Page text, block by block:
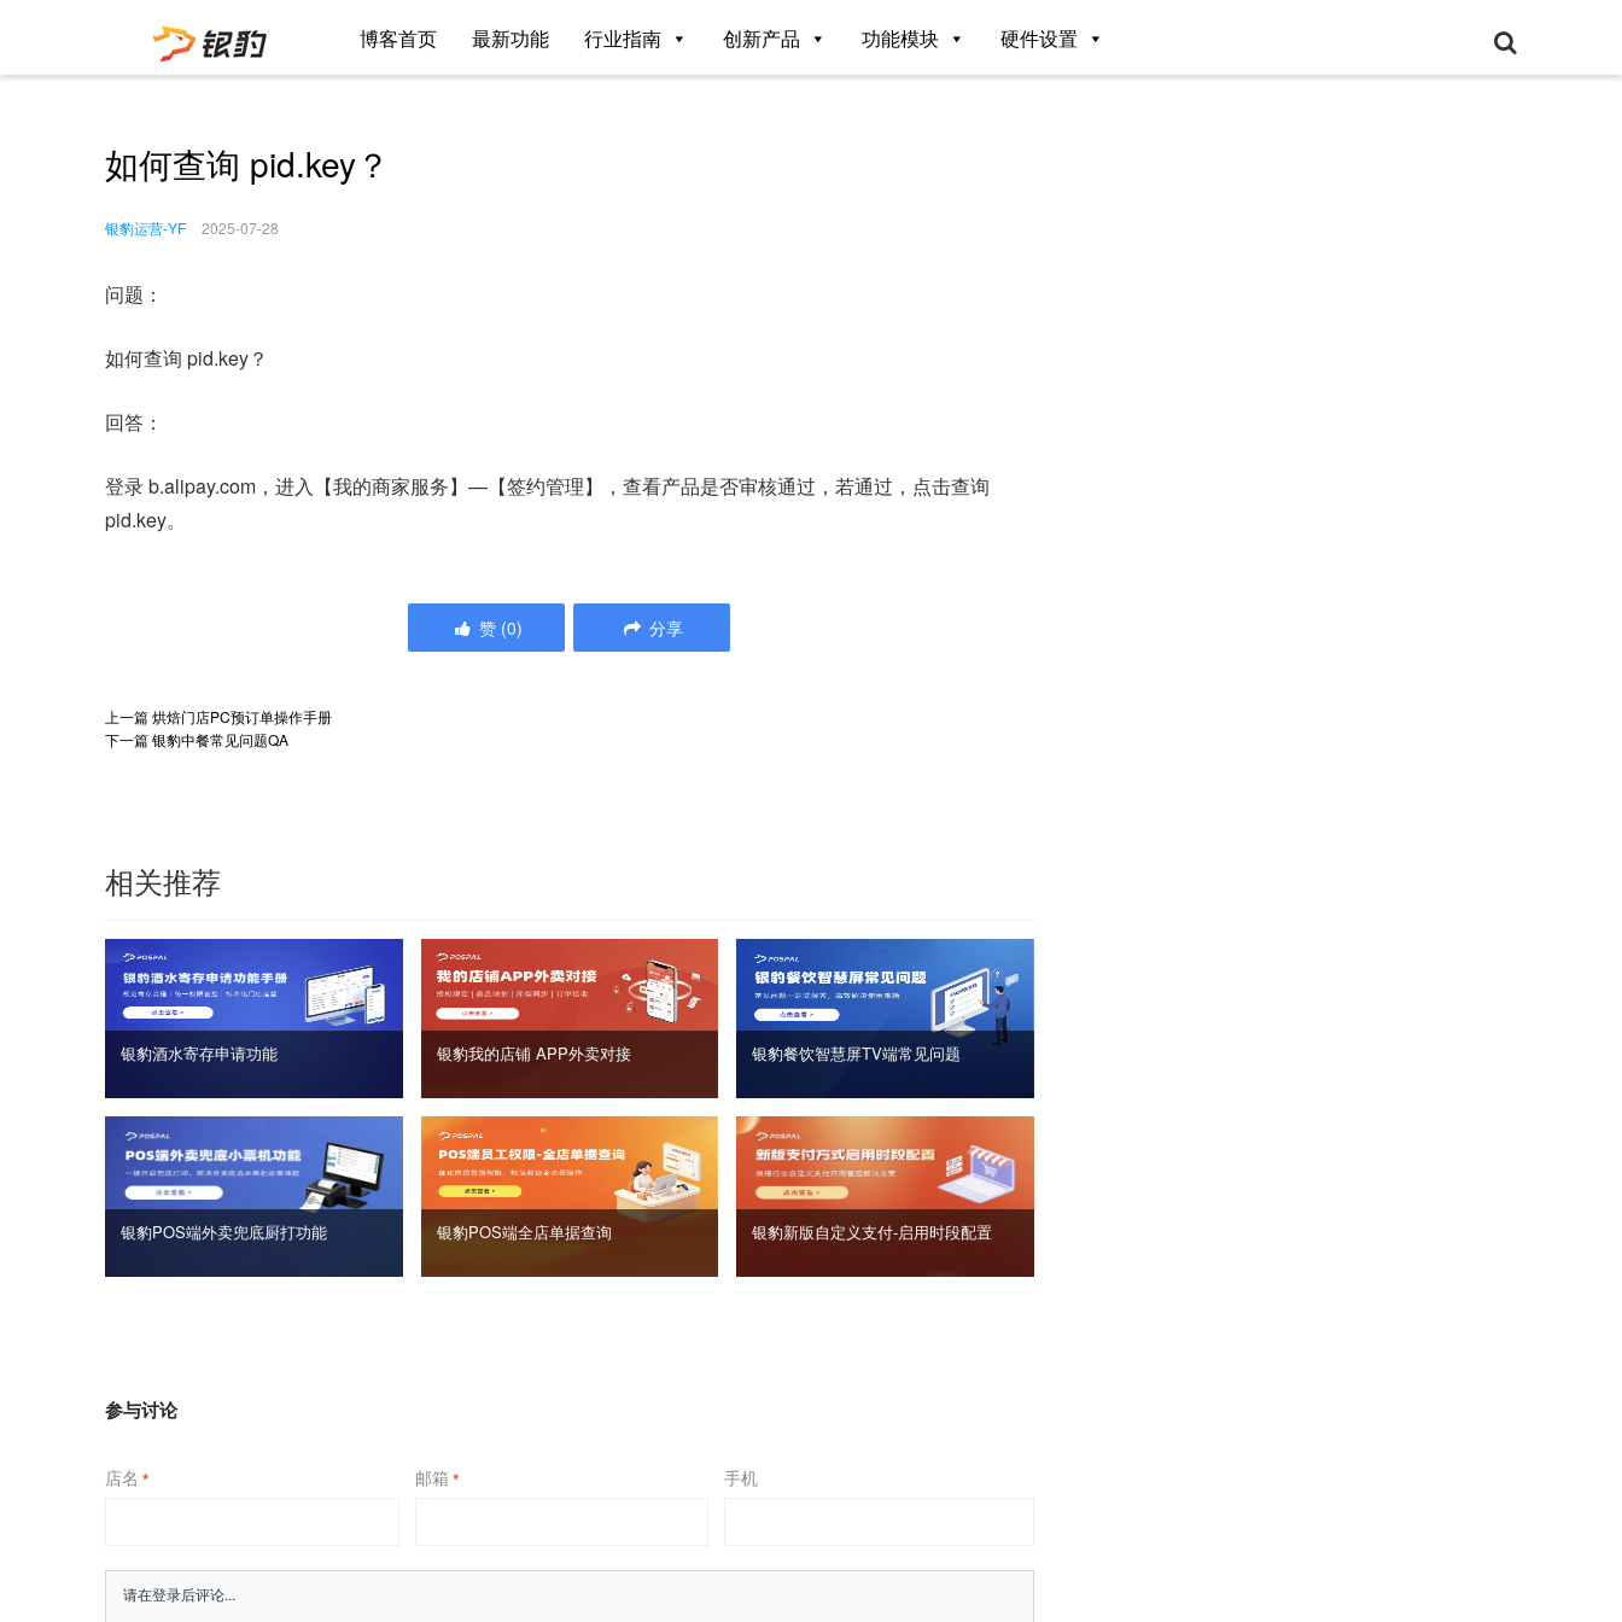
博客首页 最新功能 行业指南 创新产品 功能模块 硬件设置
如何查询 pid.key？
银豹运营-YF 2025-07-28
问题：
如何查询 pid.key？
回答：
登录 b.alipay.com，进入【我的商家服务】—【签约管理】，查看产品是否审核通过，若通过，点击查询
pid.key。
赞 (0) 分享
上一篇烘焙门店PC预订单操作手册
下一篇银豹中餐常见问题QA
相关推荐
银豹酒水寄存申请功能 银豹我的店铺 APP外卖对接 银豹餐饮智慧屏TV端常见问题
银豹POS端外卖兜底厨打功能 银豹POS端全店单据查询 银豹新版自定义支付‑启用时段配置
参与讨论
店名 * 邮箱 * 手机